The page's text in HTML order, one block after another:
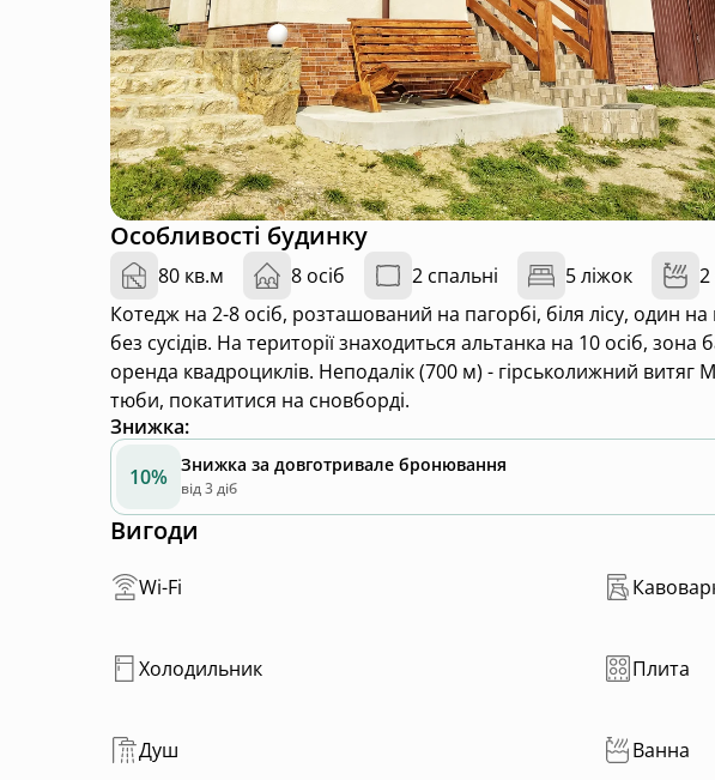
Особливості будинку
80 кв.м 8 осіб 2 спальні 5 ліжок
2
Котедж на 2-8 осіб, розташований на пагорбі, біля лісу, один на
без сусідів. На території знаходиться альтанка на 10 осіб,
оренда квадроциклів. Неподалік (700 м) - гірськолижний
тюби, покатитися на сновборді.
Знижка:
10% Знижка за довготривале бронювання
від 3 діб
Вигоди
Wi-Fi
Холодильник Плита
Душ Ванна